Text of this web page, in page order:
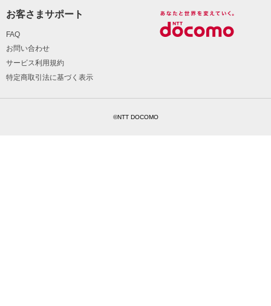
お客さまサポート
FAQ
お問い合わせ
サービス利用規約
特定商取引法に基づく表示
©NTT DOCOMO